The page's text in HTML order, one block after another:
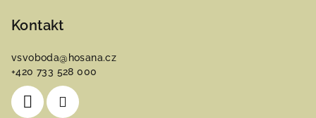
Kontakt
vsvoboda@ hosana.cz
+420 733 528 000